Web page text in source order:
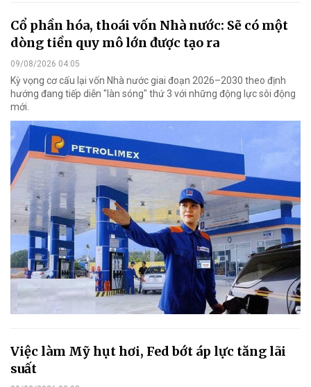
Cổ phần hóa, thoái vốn Nhà nước: Sẽ có một
dòng tiền quy mô lớn được tạo ra
09/08/2026 04:05
Kỳ vọng cơ cấu lại vốn Nhà nước giai đoạn 2026–2030 theo định
hướng đang tiếp diễn "làn sóng" thứ 3 với những động lực sôi động
mới.
Việc làm Mỹ hụt hơi, Fed bớt áp lực tăng lãi
suất